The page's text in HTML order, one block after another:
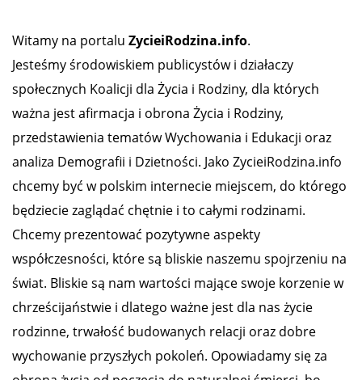
Witamy na portalu ZycieiRodzina.info.
Jesteśmy środowiskiem publicystów i działaczy
społecznych Koalicji dla Życia i Rodziny, dla których
ważna jest afirmacja i obrona Życia i Rodziny,
przedstawienia tematów Wychowania i Edukacji oraz
analiza Demografii i Dzietności. Jako ZycieiRodzina.info
chcemy być w polskim internecie miejscem, do którego
będziecie zaglądać chętnie i to całymi rodzinami.
Chcemy prezentować pozytywne aspekty
współczesności, które są bliskie naszemu spojrzeniu na
świat. Bliskie są nam wartości mające swoje korzenie w
chrześcijaństwie i dlatego ważne jest dla nas życie
rodzinne, trwałość budowanych relacji oraz dobre
wychowanie przyszłych pokoleń. Opowiadamy się za